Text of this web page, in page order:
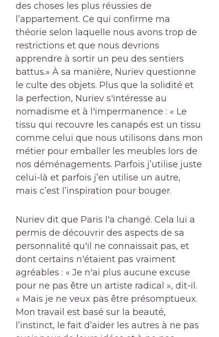
des choses les plus réussies de
l’appartement. Ce qui confirme ma
théorie selon laquelle nous avons trop de
restrictions et que nous devrions
apprendre à sortir un peu des sentiers
battus.» À sa manière, Nuriev questionne
le culte des objets. Plus que la solidité et
la perfection, Nuriev s'intéresse au
nomadisme et à l'impermanence : « Le
tissu qui recouvre les canapés est un tissu
comme celui que nous utilisons dans mon
métier pour emballer les meubles lors de
nos déménagements. Parfois j’utilise juste
celui-là et parfois j’en utilise un autre,
mais c’est l’inspiration pour bouger.
Nuriev dit que Paris l'a changé. Cela lui a
permis de découvrir des aspects de sa
personnalité qu'il ne connaissait pas, et
dont certains n'étaient pas vraiment
agréables : « Je n'ai plus aucune excuse
pour ne pas être un artiste radical », dit-il.
« Mais je ne veux pas être présomptueux.
Mon travail est basé sur la beauté,
l’instinct, le fait d’aider les autres à ne pas